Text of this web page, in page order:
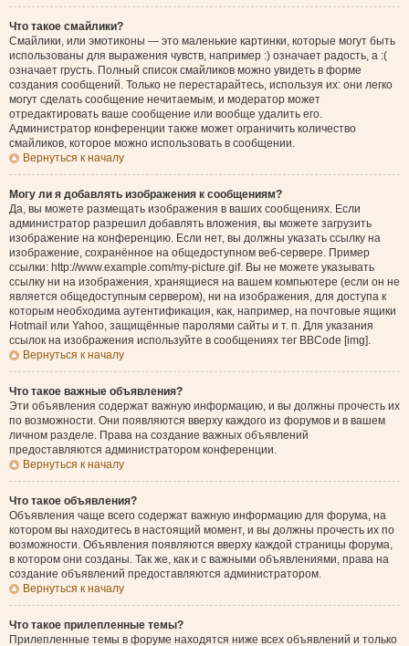
Что такое смайлики?
Смайлики, или эмотиконы — это маленькие картинки, которые могут быть
использованы для выражения чувств, например :) означает радость, а :(
означает грусть. Полный список смайликов можно увидеть в форме
создания сообщений. Только не перестарайтесь, используя их: они легко
могут сделать сообщение нечитаемым, и модератор может
отредактировать ваше сообщение или вообще удалить его.
Администратор конференции также может ограничить количество
смайликов, которое можно использовать в сообщении.
Вернуться к началу
Могу ли я добавлять изображения к сообщениям?
Да, вы можете размещать изображения в ваших сообщениях. Если
администратор разрешил добавлять вложения, вы можете загрузить
изображение на конференцию. Если нет, вы должны указать ссылку на
изображение, сохранённое на общедоступном веб-сервере. Пример
ссылки: http://www.example.com/my-picture.gif. Вы не можете указывать
ссылку ни на изображения, хранящиеся на вашем компьютере (если он не
является общедоступным сервером), ни на изображения, для доступа к
которым необходима аутентификация, как, например, на почтовые ящики
Hotmail или Yahoo, защищённые паролями сайты и т. п. Для указания
ссылок на изображения используйте в сообщениях тег BBCode [img].
Вернуться к началу
Что такое важные объявления?
Эти объявления содержат важную информацию, и вы должны прочесть их
по возможности. Они появляются вверху каждого из форумов и в вашем
личном разделе. Права на создание важных объявлений
предоставляются администратором конференции.
Вернуться к началу
Что такое объявления?
Объявления чаще всего содержат важную информацию для форума, на
котором вы находитесь в настоящий момент, и вы должны прочесть их по
возможности. Объявления появляются вверху каждой страницы форума,
в котором они созданы. Так же, как и с важными объявлениями, права на
создание объявлений предоставляются администратором.
Вернуться к началу
Что такое прилепленные темы?
Прилепленные темы в форуме находятся ниже всех объявлений и только